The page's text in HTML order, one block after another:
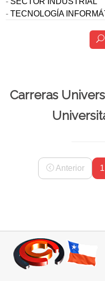
-TECNOLOGÍA
Carreras
Anterior 1